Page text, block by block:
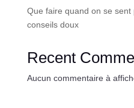
Que faire quand on se
conseils doux
Recent
Aucun commentaire à